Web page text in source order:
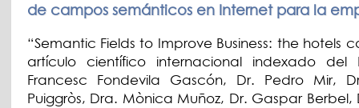
de campos semánticos en Internet para la
“Semantic Fields to Improve Business: the hotels
artículo científico internacional indexado del
Francesc Fondevila Gascón, Dr. Pedro Mir,
Puiggròs, Dra. Mònica Muñoz, Dr. Gaspar Berbel,